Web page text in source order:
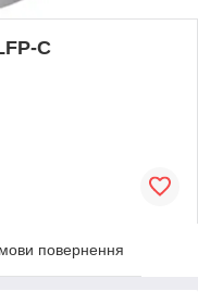
C
повернення